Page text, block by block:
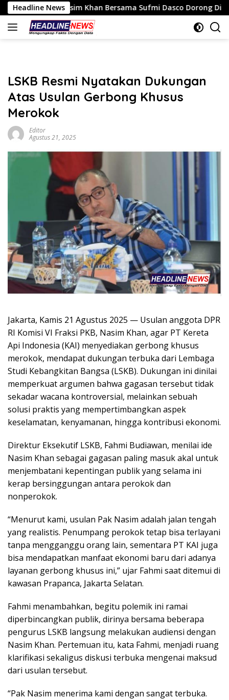
Langsung
ke
konten
Headline News
Khan Bersama Sufmi Dasco Dorong Dialog SPBUN
LSKB Resmi Nyatakan Dukungan
Atas Usulan Gerbong Khusus
Merokok
Editor
Agustus 21, 2025
Jakarta, Kamis 21 Agustus 2025 — Usulan anggota DPR
RI Komisi VI Fraksi PKB, Nasim Khan, agar PT Kereta
Api Indonesia (KAI) menyediakan gerbong khusus
merokok, mendapat dukungan terbuka dari Lembaga
Studi Kebangkitan Bangsa (LSKB). Dukungan ini dinilai
memperkuat argumen bahwa gagasan tersebut tidak
sekadar wacana kontroversial, melainkan sebuah
solusi praktis yang mempertimbangkan aspek
keselamatan, kenyamanan, hingga kontribusi ekonomi.
Direktur Eksekutif LSKB, Fahmi Budiawan, menilai ide
Nasim Khan sebagai gagasan paling masuk akal untuk
menjembatani kepentingan publik yang selama ini
kerap bersinggungan antara perokok dan
nonperokok.
“Menurut kami, usulan Pak Nasim adalah jalan tengah
yang realistis. Penumpang perokok tetap bisa terlayani
tanpa mengganggu orang lain, sementara PT KAI juga
bisa mendapatkan manfaat ekonomi baru dari adanya
layanan gerbong khusus ini,” ujar Fahmi saat ditemui di
kawasan Prapanca, Jakarta Selatan.
Fahmi menambahkan, begitu polemik ini ramai
diperbincangkan publik, dirinya bersama beberapa
pengurus LSKB langsung melakukan audiensi dengan
Nasim Khan. Pertemuan itu, kata Fahmi, menjadi ruang
klarifikasi sekaligus diskusi terbuka mengenai maksud
dari usulan tersebut.
“Pak Nasim menerima kami dengan sangat terbuka.